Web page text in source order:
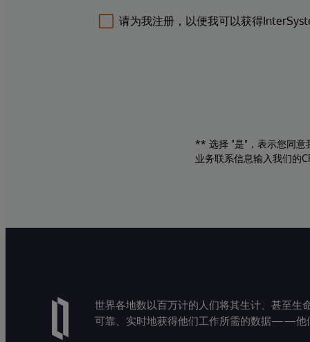
请为我注册，以便我可以获得
** 选择 "是"，表示您同意
业务联系信息输入我们的
世界各地数以百万计的人们将其生计、甚至生
可靠、实时地获得他们工作所需的数据——他